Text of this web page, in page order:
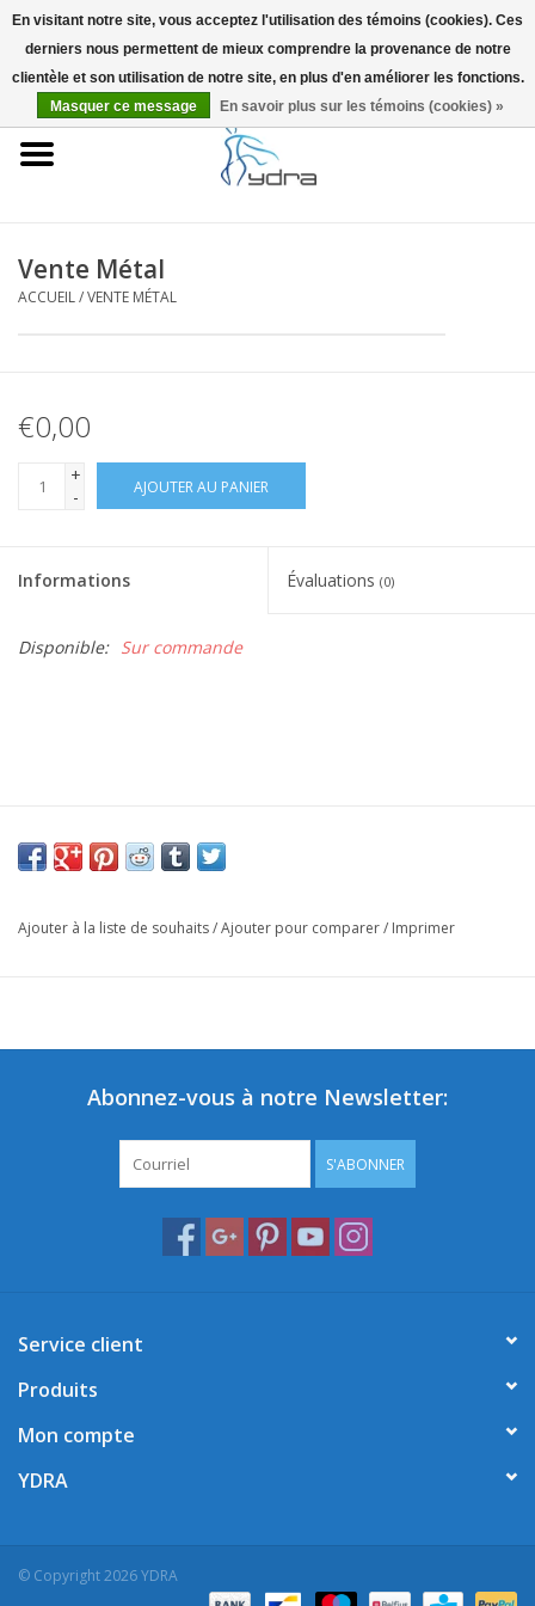
EUR
Accueil
Vente Métal
ACCUEIL/VENTE MÉTAL
€0,00
+
-
AJOUTER AU PANIER
Informations Évaluations (0)
Disponible: Sur commande
Ajouter à la liste de souhaits/Ajouter pour comparer/ Imprimer
Abonnez-vous à notre Newsletter:
S'ABONNER
Service client
Produits
Mon compte
YDRA
© Copyright 2026 YDRA
En visitant notre site, vous acceptez l'utilisation des témoins (cookies). Ces
derniers nous permettent de mieux comprendre la provenance de notre
clientèle et son utilisation de notre site, en plus d'en améliorer les fonctions.
Masquer ce message
En savoir plus sur les témoins (cookies) »